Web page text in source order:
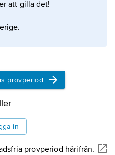
att gilla det!
provperiod
in
provperiod härifrån.